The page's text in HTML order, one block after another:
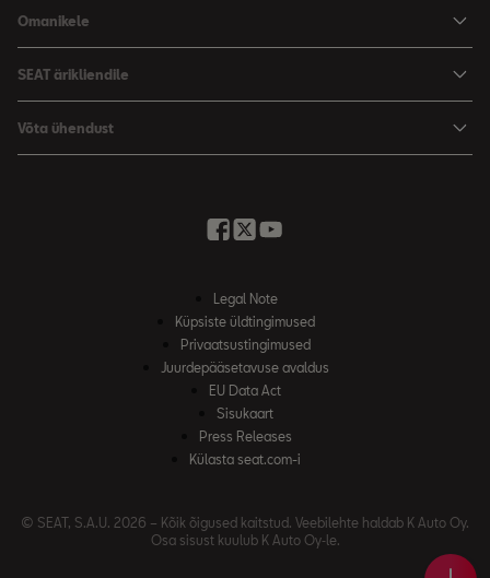
Leon Sportstourer
Varustus ja tehnilised andmed
Broneeri proovisõit
Omanikele
Varuosad
Garantii
SEAT ärikliendile
Võta ühendust
Legal Note
Küpsiste üldtingimused
Privaatsustingimused
Juurdepääsetavuse avaldus
EU Data Act
Sisukaart
Press Releases
Külasta seat.com-i
© SEAT, S.A.U. 2026 – Kõik õigused kaitstud. Veebilehte haldab K Auto Oy.
Osa sisust kuulub K Auto Oy‑le.
Võta